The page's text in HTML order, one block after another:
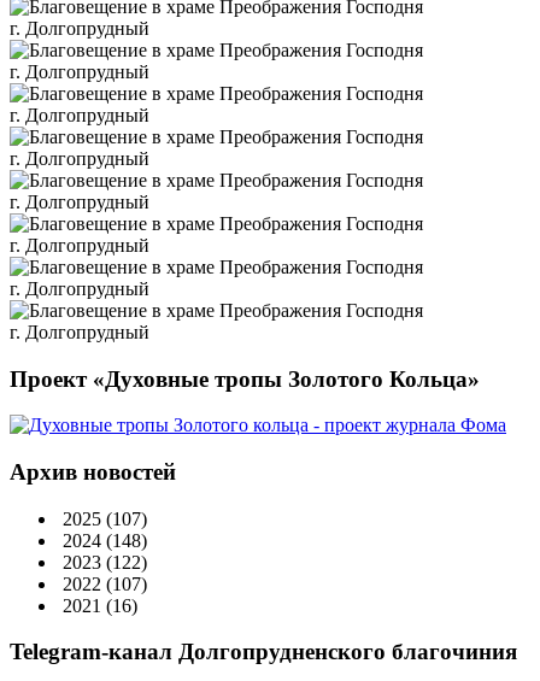
Проект «Духовные тропы Золотого Кольца»
Архив новостей
2025 (107)
2024 (148)
2023 (122)
2022 (107)
2021 (16)
Telegram-канал Долгопрудненского благочиния